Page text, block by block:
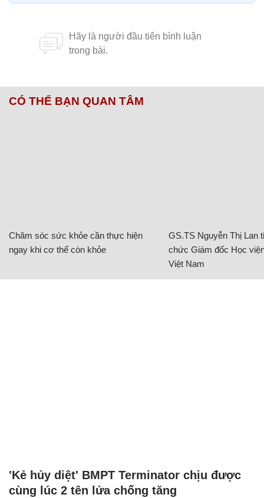
CÓ THỂ BẠN QUAN TÂM
Chăm sóc sức khỏe cần thực hiện
ngay khi cơ thể còn khỏe
GS.TS Nguyễn Thị Lan
chức Giám đốc Học
Việt Nam
'Kẻ hủy diệt' BMPT Terminator chịu được
cùng lúc 2 tên lửa chống tăng